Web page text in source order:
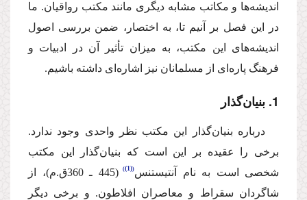
اندیشه‌ها و مكاتب مشابه دیگری مانند مكتب رواقیان. ما
در این فصل بر آنیم تا، به اختصار، ضمن بررسی اصول
اندیشه‌های این مكتب، به میزان تأثیر آن در ادبیات و
فرهنگ پاره‌ای از مسلمانان نیز اشاره‌ای داشته باشیم.
1. بنیان‌گذار
‌درباره بنیان‌‌گذار این مكتب نظر واحدی وجود ندارد.
برخی را عقیده بر این است كه بنیان‌‌گذار این مكتب
شخصی است به نام ‌آنتیستنس (1)
‌(445 ـ 360ق.م)، از
شاگردان ‌سقراط‌ و معاصران افلاطون. و برخی دیگر